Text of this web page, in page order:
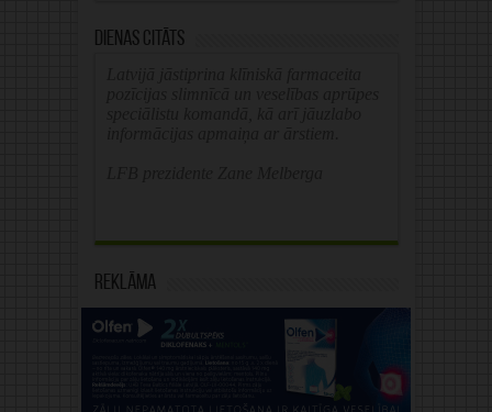
Dienas citāts
Reklāma